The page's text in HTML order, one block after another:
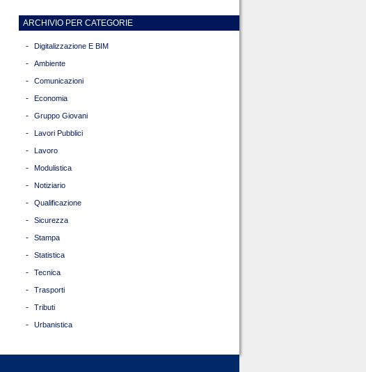
ARCHIVIO PER CATEGORIE
- Digitalizzazione E BIM
- Ambiente
- Comunicazioni
- Economia
- Gruppo Giovani
- Lavori Pubblici
- Lavoro
- Modulistica
- Notiziario
- Qualificazione
- Sicurezza
- Stampa
- Statistica
- Tecnica
- Trasporti
- Tributi
- Urbanistica